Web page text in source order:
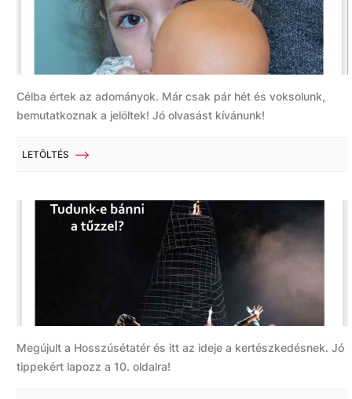
Célba értek az adományok. Már csak pár hét és voksolunk,
bemutatkoznak a jelöltek! Jó olvasást kívánunk!
LETÖLTÉS
Megújult a Hosszúsétatér és itt az ideje a kertészkedésnek. Jó
tippekért lapozz a 10. oldalra!